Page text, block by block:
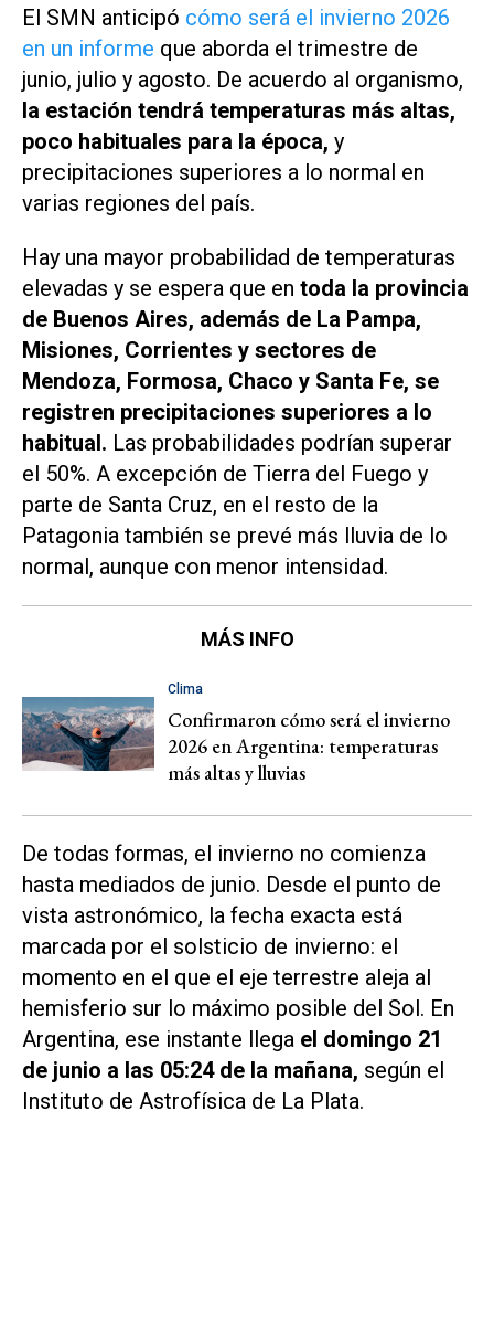
El SMN anticipó cómo será el invierno 2026
en un informe que aborda el trimestre de
junio, julio y agosto. De acuerdo al organismo,
la estación tendrá temperaturas más altas,
poco habituales para la época, y
precipitaciones superiores a lo normal en
varias regiones del país.
Hay una mayor probabilidad de temperaturas
elevadas y se espera que en toda la provincia
de Buenos Aires, además de La Pampa,
Misiones, Corrientes y sectores de
Mendoza, Formosa, Chaco y Santa Fe, se
registren precipitaciones superiores a lo
habitual. Las probabilidades podrían superar
el 50%. A excepción de Tierra del Fuego y
parte de Santa Cruz, en el resto de la
Patagonia también se prevé más lluvia de lo
normal, aunque con menor intensidad.
MÁS INFO
Clima
Confirmaron cómo será el invierno
2026 en Argentina: temperaturas
más altas y lluvias
De todas formas, el invierno no comienza
hasta mediados de junio. Desde el punto de
vista astronómico, la fecha exacta está
marcada por el solsticio de invierno: el
momento en el que el eje terrestre aleja al
hemisferio sur lo máximo posible del Sol. En
Argentina, ese instante llega el domingo 21
de junio a las 05:24 de la mañana, según el
Instituto de Astrofísica de La Plata.